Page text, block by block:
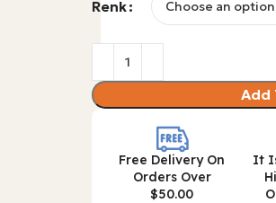
Renk
Add
Free Delivery On
Orders Over
$50.00
It